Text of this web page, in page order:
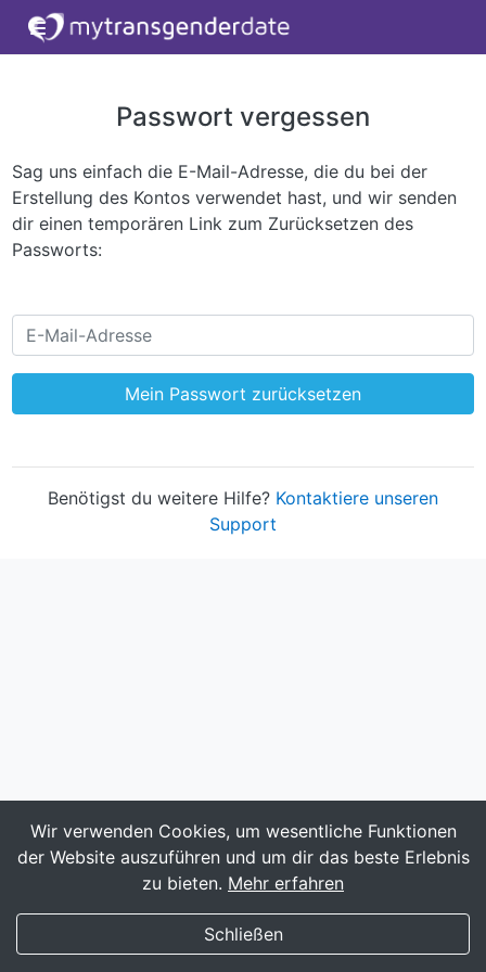
Passwort vergessen
Sag uns einfach die E-Mail-Adresse, die du bei der
Erstellung des Kontos verwendet hast, und wir senden
dir einen temporären Link zum Zurücksetzen des
Passworts:
Mein Passwort zurücksetzen
Benötigst du weitere Hilfe? Kontaktiere unseren
Support
Wir verwenden Cookies, um wesentliche Funktionen
der Website auszuführen und um dir das beste Erlebnis
zu bieten. Mehr erfahren
Schließen